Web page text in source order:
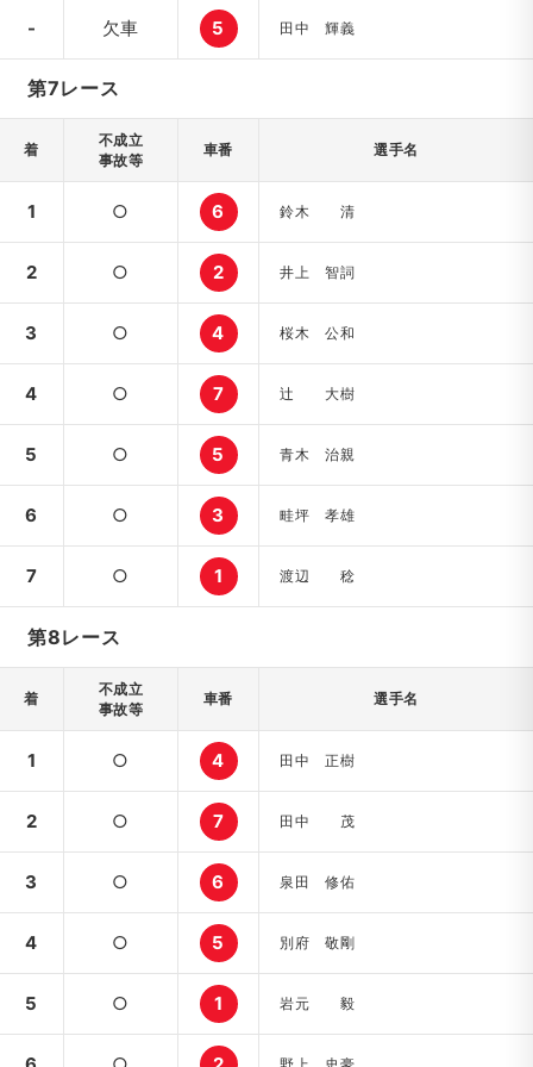
- 欠車 5 田中 輝義
第7レース
着
不成立
事故等
車番 選手名
1 ○ 6 鈴木 清
2 ○ 2 井上 智詞
3 ○ 4 桜木 公和
4 ○ 7 辻 大樹
5 ○ 5 青木 治親
6 ○ 3 畦坪 孝雄
7 ○ 1 渡辺 稔
第8レース
着
不成立
事故等
車番 選手名
1 ○ 4 田中 正樹
2 ○ 7 田中 茂
3 ○ 6 泉田 修佑
4 ○ 5 別府 敬剛
5 ○ 1 岩元 毅